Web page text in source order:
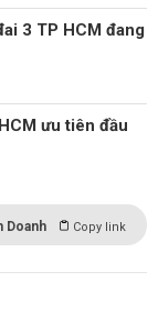
3 TP HCM đang
ưu tiên đầu
Doanh Copy link